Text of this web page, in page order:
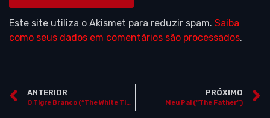
Este site utiliza o Akismet para reduzir spam. Saiba
como seus dados em comentários são processados.
ANTERIOR
O Tigre Branco (“The White Tiger”)
PRÓXIMO
Meu Pai (“The Father”)